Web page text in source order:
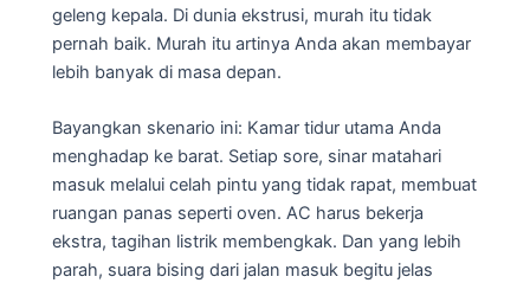
geleng kepala. Di dunia ekstrusi, murah itu tidak
pernah baik. Murah itu artinya Anda akan membayar
lebih banyak di masa depan.
Bayangkan skenario ini: Kamar tidur utama Anda
menghadap ke barat. Setiap sore, sinar matahari
masuk melalui celah pintu yang tidak rapat, membuat
ruangan panas seperti oven. AC harus bekerja
ekstra, tagihan listrik membengkak. Dan yang lebih
parah, suara bising dari jalan masuk begitu jelas